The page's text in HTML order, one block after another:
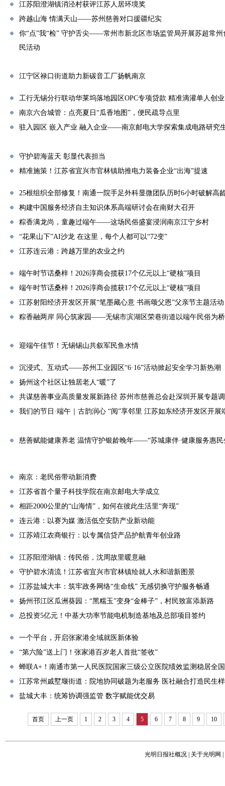
江苏阳澄湖镇消泾村获评江苏人居环境奖
跨越山海 情满天山——苏州慈善对口援疆纪实
你“点”我“检” 守护舌尖——常州市新北区市场监管局开展苏超常州
民活动
江宁区禄口街道助力新碳音工厂扬帆南京
工行无锡分行联动华莱坞落地园区OPC专项贷款 精准滴灌单人创
南京六合城管：点亮夏日“瓜香地图”，便民疏导点里
驻入园区 嵌入产业 融入企业——南京邮电大学探索集成电路研究
守护碧海蓝天 彰显代表担当
精准施策！江苏省宜兴市官林镇助推电力装备企业“出海”提速
25根组织全部修复！南通一院手足外科显微团队历时6小时破解高
构建中国服务经济自主知识体系高端研讨会在南财大召开
粽香满龙尚，童趣过端午——这场民俗盛宴浸润南京江宁乡村
“花果山下”AI沙龙 在这里，每个人都可以“72变”
江苏连云港：跨越万里的农业之约
端午时节话桑梓！2026淳商会揽获17个亿元以上“硬核”项目
端午时节话桑梓！2026淳商会揽获17个亿元以上“硬核”项目
江苏射阳经济开发区开展“笔墨藏心意 书画颂父恩”父亲节主题活动
粽香融两岸 同心筑家园——无锡市滨湖区荣巷街道以端午民俗为
迎端午佳节！无锡锡山共叙军民鱼水情
沉浸式、互动式——苏州工业园区“6·16”活动掀起安全学习新热潮
扬州这个社区让独居老人“暖”了
共谋慈善事业高质量发展新路径 苏州市慈善总会赴深圳开展专题
我们的节日·端午｜古韵润心 “阅”享邻里 江苏如东经济开发区开展
慈善赋能健康养老 温情守护银龄晚年——“苏城康伴·健康服务惠民
南京：老民俗带动新消费
江苏省首个量子科技学院在南京邮电大学成立
相距2000公里的“山海情”，如何在彼此生活里“奔现”
连云港：以赛为媒 激活低空安防产业新动能
江苏靖江农商银行：以专属信贷产品护航青年创业路
江苏阳澄湖镇：传民俗，沈周故里暖意融
守护碧水清流！江苏省宜兴市官林镇绘就人水和谐新图景
江苏盐城大丰：筑牢政务网络“生命线” 无感切换守护服务畅通
扬州邗江区瓜洲葵园：“黑糯玉”变身“金棒子”，村民致富添新路
总投资5亿元！中基大功率节能电机制造基地及总部项目签约
一个平台，开启张家港全域就医新体验
“第六险”送上门！张家港百岁老人首批“签收”
蝉联A+！南通市第一人民医院国家三级公立医院绩效监测稳居全
江苏常州戚墅堰街道：院地协同破题为老服务 医社融合打造民生
盐城大丰：统筹协调强监管 数字赋能优交易
首页 上一页 1 2 3 4 5 6 7 8 9 10
光明日报社概况 关于光明网